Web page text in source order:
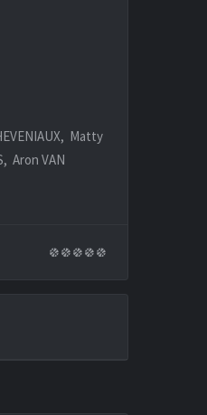
Matty
Aron VAN